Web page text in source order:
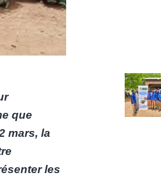
que
mars, la
les